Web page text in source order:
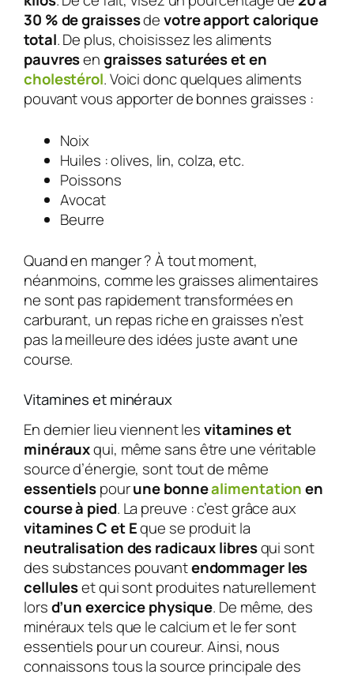
30 % de graissesdevotre apport calorique
total. De plus, choisissez les aliments
pauvresengraisses saturées et en
cholestérol. Voici donc quelques aliments
pouvant vous apporter de bonnes graisses :
Noix
Huiles : olives, lin, colza, etc.
Poissons
Avocat
Beurre
Quand en manger ? À tout moment,
néanmoins, comme les graisses alimentaires
ne sont pas rapidement transformées en
carburant, un repas riche en graisses n’est
pas la meilleure des idées juste avant une
course.
Vitamines et minéraux
En dernier lieu viennent lesvitamines et
minérauxqui, même sans être une véritable
source d’énergie, sont tout de même
essentielspourune bonnealimentationen
course à pied. La preuve : c’est grâce aux
vitamines C et Eque se produit la
neutralisation des radicaux libresqui sont
des substances pouvantendommager les
celluleset qui sont produites naturellement
lorsd’un exercice physique. De même, des
minéraux tels que le calcium et le fer sont
essentiels pour un coureur. Ainsi, nous
connaissons tous la source principale des